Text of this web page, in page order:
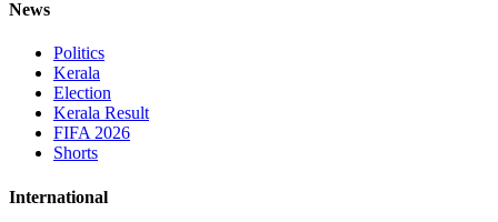
News
Politics
Kerala
Election
Kerala Result
FIFA 2026
Shorts
International